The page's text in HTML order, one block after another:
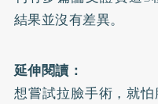
結果並沒有差異。
延伸閱讀：
想嘗試拉臉手術，就